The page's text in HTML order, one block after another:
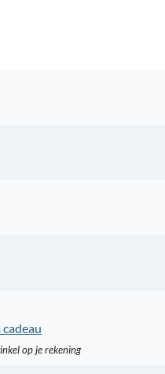
op je rekening